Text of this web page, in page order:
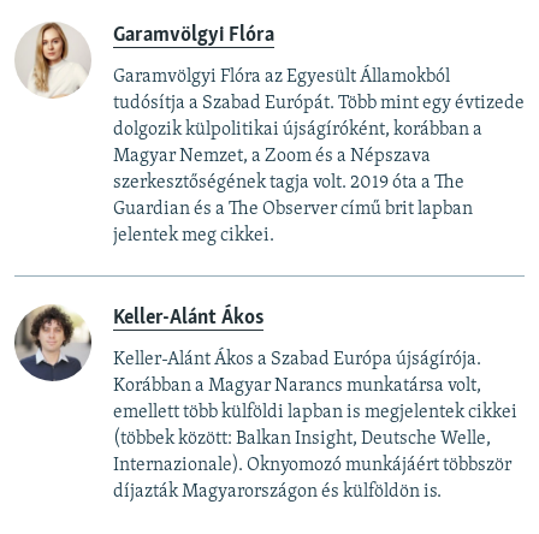
Garamvölgyi Flóra
Garamvölgyi Flóra az Egyesült Államokból
tudósítja a Szabad Európát. Több mint egy évtizede
dolgozik külpolitikai újságíróként, korábban a
Magyar Nemzet, a Zoom és a Népszava
szerkesztőségének tagja volt. 2019 óta a The
Guardian és a The Observer című brit lapban
jelentek meg cikkei.
Keller-Alánt Ákos
Keller-Alánt Ákos a Szabad Európa újságírója.
Korábban a Magyar Narancs munkatársa volt,
emellett több külföldi lapban is megjelentek cikkei
(többek között: Balkan Insight, Deutsche Welle,
Internazionale). Oknyomozó munkájáért többször
díjazták Magyarországon és külföldön is.